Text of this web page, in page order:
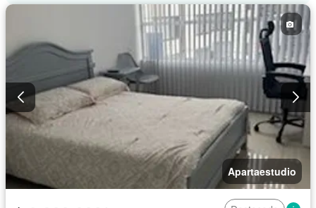
Apartaestudio